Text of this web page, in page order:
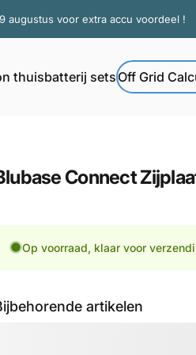
augustus voor extra accu voordeel !
thuisbatterij setsOff Grid
Connect
Op voorraad, klaar voor
artikelen